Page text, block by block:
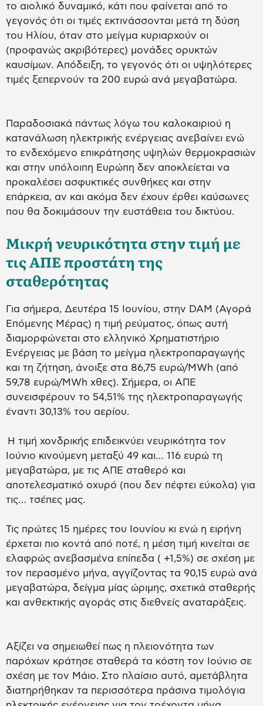
το αιολικό δυναμικό, κάτι που φαίνεται από το
γεγονός ότι οι τιμές εκτινάσσονται μετά τη δύση
του Ηλίου, όταν στο μείγμα κυριαρχούν οι
(προφανώς ακριβότερες) μονάδες ορυκτών
καυσίμων. Απόδειξη, το γεγονός ότι οι υψηλότερες
τιμές ξεπερνούν τα 200 ευρώ ανά μεγαβατώρα.
Παραδοσιακά πάντως λόγω του καλοκαιριού η
κατανάλωση ηλεκτρικής ενέργειας ανεβαίνει ενώ
το ενδεχόμενο επικράτησης υψηλών θερμοκρασιών
και στην υπόλοιπη Ευρώπη δεν αποκλείεται να
προκαλέσει ασφυκτικές συνθήκες και στην
επάρκεια, αν και ακόμα δεν έχουν έρθει καύσωνες
που θα δοκιμάσουν την ευστάθεια του δικτύου.
Μικρή νευρικότητα στην τιμή με
τις ΑΠΕ προστάτη της
σταθερότητας
Για σήμερα, Δευτέρα 15 Ιουνίου, στην DAM (Αγορά
Επόμενης Μέρας) η τιμή ρεύματος, όπως αυτή
διαμορφώνεται στο ελληνικό Χρηματιστήριο
Ενέργειας με βάση το μείγμα ηλεκτροπαραγωγής
και τη ζήτηση, άνοιξε στα 86,75 ευρώ/MWh (από
59,78 ευρώ/MWh χθες). Σήμερα, οι ΑΠΕ
συνεισφέρουν το 54,51% της ηλεκτροπαραγωγής
έναντι 30,13% του αερίου.
Η τιμή χονδρικής επιδεικνύει νευρικότητα τον
Ιούνιο κινούμενη μεταξύ 49 και… 116 ευρώ τη
μεγαβατώρα, με τις ΑΠΕ σταθερό και
αποτελεσματικό οχυρό (που δεν πέφτει εύκολα) για
τις… τσέπες μας.
Τις πρώτες 15 ημέρες του Iουνίου κι ενώ η ειρήνη
έρχεται πιο κοντά από ποτέ, η μέση τιμή κινείται σε
ελαφρώς ανεβασμένα επίπεδα ( +1,5%) σε σχέση με
τον περασμένο μήνα, αγγίζοντας τα 90,15 ευρώ ανά
μεγαβατώρα, δείγμα μίας ώριμης, σχετικά σταθερής
και ανθεκτικής αγοράς στις διεθνείς αναταράξεις.
Aξίζει να σημειωθεί πως η πλειονότητα των
παρόχων κράτησε σταθερά τα κόστη τον Ιούνιο σε
σχέση με τον Mάιο. Στο πλαίσιο αυτό, αμετάβλητα
διατηρήθηκαν τα περισσότερα πράσινα τιμολόγια